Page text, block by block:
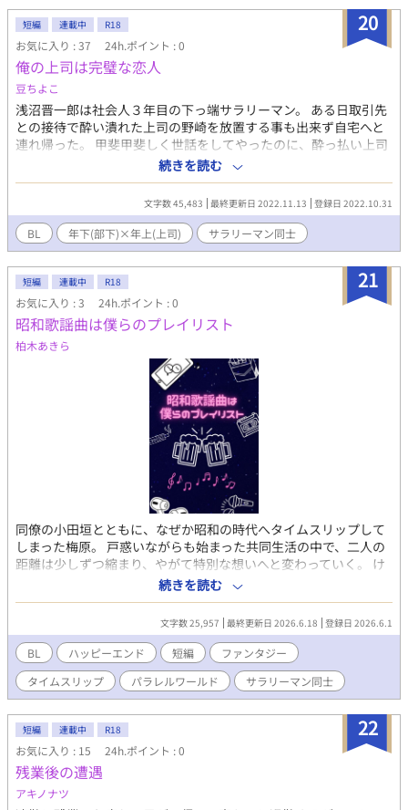
20
短編 連載中 R18
お気に入り : 37 24h.ポイント : 0
俺の上司は完璧な恋人
豆ちよこ
浅沼晋一郎は社会人３年目の下っ端サラリーマン。 ある日取引先
との接待で酔い潰れた上司の野崎を放置する事も出来ず自宅へと
連れ帰った。 甲斐甲斐しく世話をしてやったのに、酔っ払い上司
にいきなり「好きだ」と押し倒されキスをされた！？ 真面目を絵
に描いたような堅物上司の意外な一面を垣間見て浅沼は戸惑う
が、翌朝目覚めた野崎は何も覚えていないと言って何事もなかっ
たように帰ってしまう。 その日から、浅沼は野崎が気になって仕
方がない。日々観察し、知らなかったギャップに次第に気持ちは
傾いて……。 猪突猛進型の大型ワンコ部下 ✕ 生活能力皆無な
堅物上司
続きを読む
文字数 45,483 最終更新日 2022.11.13 登録日 2022.10.31
BL 年下(部下)×年上(上司) サラリーマン同士
21
短編 連載中 R18
お気に入り : 3 24h.ポイント : 0
昭和歌謡曲は僕らのプレイリスト
柏木あきら
同僚の小田垣とともに、なぜか昭和の時代へタイムスリップして
しまった梅原。 戸惑いながらも始まった共同生活の中で、二人の
距離は少しずつ縮まり、やがて特別な想いへと変わっていく。 け
れど現代へ戻った途端、その関係はなかったことに？！ じれった
くて甘い、再会の恋物語！ 梅原智史…23歳。童顔が悩み。 小田垣
慎吾…24歳。お調子者の営業。
続きを読む
文字数 25,957 最終更新日 2026.6.18 登録日 2026.6.1
BL ハッピーエンド 短編
ファンタジー
タイムスリップ
パラレルワールド サラリーマン同士
22
短編 連載中 R18
お気に入り : 15 24h.ポイント : 0
残業後の遭遇
アキノナツ